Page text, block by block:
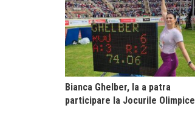
Bianca Ghelber, la a patra
participare la Jocurile Olimpice